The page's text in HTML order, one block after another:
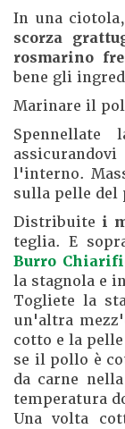
In una
scorza
rosmarino
bene gli
Marinare il
l'interno.
sulla pelle del
Distribuite i
teglia. E
Burro
la stagnola e
Togliete la
un'altra
cotto e la
se il pollo è
da carne
temperatura
Una volta